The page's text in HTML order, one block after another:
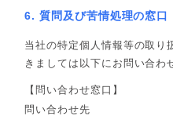
6. 質問及び苦情処理の窓口
当社の特定個人情報等の取り
きましては以下にお問い合わ
【問い合わせ窓口】
問い合わせ先